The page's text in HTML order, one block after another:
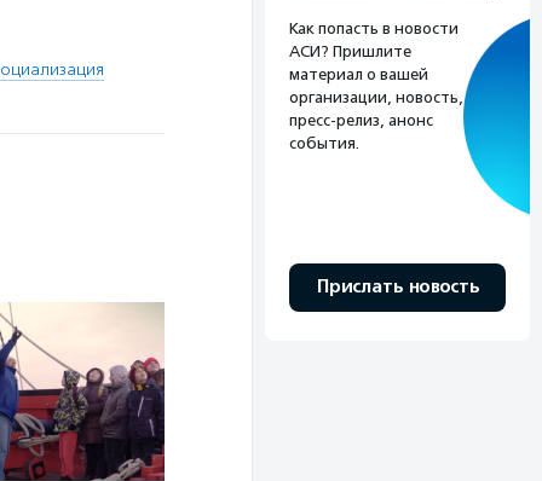
Как попасть в новости
АСИ? Пришлите
материал о вашей
организации, новость,
пресс-релиз, анонс
события.
Прислать новость